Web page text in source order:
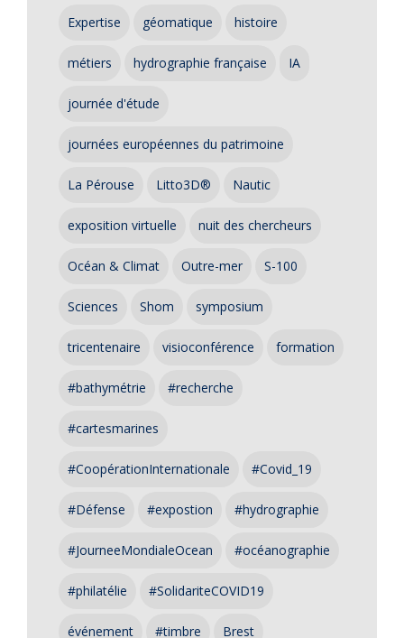
Expertise géomatique histoire
métiers hydrographie française IA
journée d'étude
journées européennes du patrimoine
La Pérouse Litto3D® Nautic
exposition virtuelle nuit des chercheurs
Océan & Climat Outre-mer S-100
Sciences Shom symposium
tricentenaire visioconférence formation
#bathymétrie #recherche
#cartesmarines
#CoopérationInternationale #Covid_19
#Défense #expostion #hydrographie
#JourneeMondialeOcean #océanographie
#philatélie #SolidariteCOVID19
événement #timbre Brest